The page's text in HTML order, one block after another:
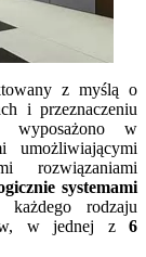
z myślą o
i przeznaczeniu
wyposażono w
umożliwiającymi
rozwiązaniami
systemami
rodzaju
w jednej z 6